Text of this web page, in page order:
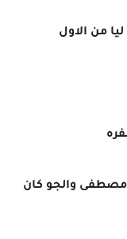
من الاول
والجو كان